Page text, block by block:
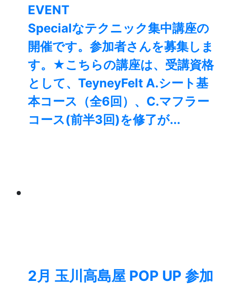
EVENT
Specialなテクニック集中講座の
開催です。参加者さんを募集しま
す。★こちらの講座は、受講資格
として、TeyneyFelt A.シート基
本コース（全6回）、C.マフラー
コース(前半3回)を修了が...
2月 玉川高島屋 POP UP 参加